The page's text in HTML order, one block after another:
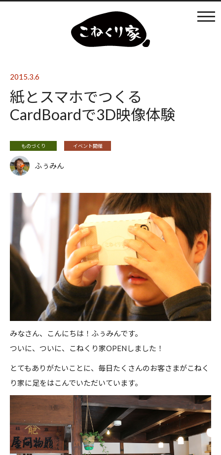
カフェ利用
ものづくり
まなびば
日々のブログ
0952-37-6905
2015.3.6
紙とスマホでつくる
CardBoardで3D映像体験
ものづくり イベント開催
ふぅみん
みなさん、こんにちは！ふぅみんです。
ついに、ついに、こねくり家OPENしました！
とてもありがたいことに、毎日たくさんのお客さまがこねく
り家に足をはこんでいただいています。